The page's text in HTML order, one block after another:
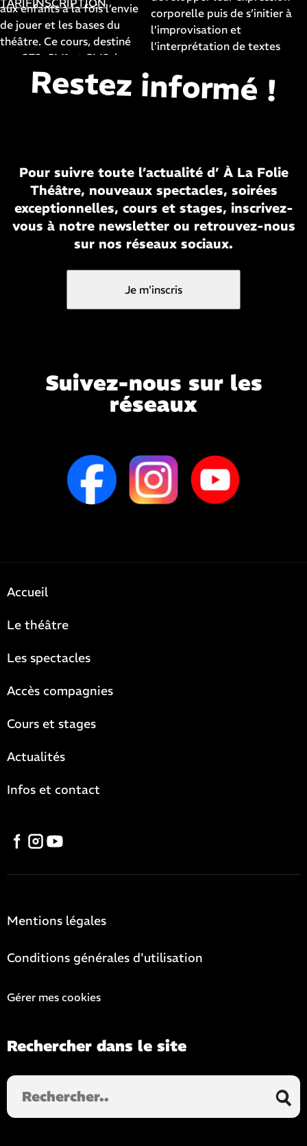
aux enfants à la fois l’envie
de jouer et les bases du
théâtre. Ce cours, destiné
aux CE2, CM1 et CM2, leur
permettra de s’initier au
théâtre à l’aide de jeux et
famille dans notre grande
salle de spectacle.
corporelle puis de s’initier à
l’improvisation et
l’interprétation de textes
contemporains. A la fin de
l’année, les familles
Restez informé !
Pour suivre toute l’actualité d’ À La Folie
Théâtre, nouveaux spectacles, soirées
exceptionnelles, cours et stages, inscrivez-
vous à notre newsletter ou retrouvez-nous
sur nos réseaux sociaux.
Je m'inscris
Suivez-nous sur les
réseaux
Accueil
Le théâtre
Les spectacles
Accès compagnies
Cours et stages
Actualités
Infos et contact
Mentions légales
Conditions générales d'utilisation
Gérer mes cookies
Rechercher dans le site
Rechercher
dans
le